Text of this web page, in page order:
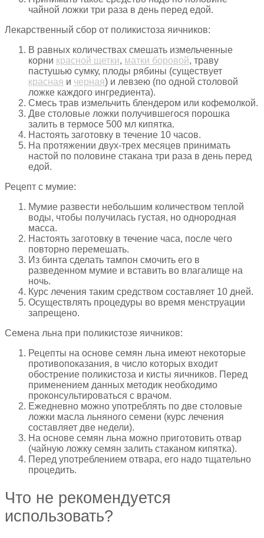
чайной ложки три раза в день перед едой.
Лекарственный сбор от поликистоза яичников:
В равных количествах смешать измельченные
корни красной щетки, матки боровой, траву
пастушью сумку, плоды рябины (существует
красная и черная) и левзею (по одной столовой
ложке каждого ингредиента).
Смесь трав измельчить блендером или кофемолкой.
Две столовые ложки получившегося порошка
залить в термосе 500 мл кипятка.
Настоять заготовку в течение 10 часов.
На протяжении двух-трех месяцев принимать
настой по половине стакана три раза в день перед
едой.
Рецепт с мумие:
Мумие развести небольшим количеством теплой
воды, чтобы получилась густая, но однородная
масса.
Настоять заготовку в течение часа, после чего
повторно перемешать.
Из бинта сделать тампон смочить его в
разведенном мумие и вставить во влагалище на
ночь.
Курс лечения таким средством составляет 10 дней.
Осуществлять процедуры во время менструации
запрещено.
Семена льна при поликистозе яичников:
Рецепты на основе семян льна имеют некоторые
противопоказания, в число которых входит
обострение поликистоза и кисты яичников. Перед
применением данных методик необходимо
проконсультироваться с врачом.
Ежедневно можно употреблять по две столовые
ложки масла льняного семени (курс лечения
составляет две недели).
На основе семян льна можно приготовить отвар
(чайную ложку семян залить стаканом кипятка).
Перед употреблением отвара, его надо тщательно
процедить.
Что не рекомендуется
использовать?